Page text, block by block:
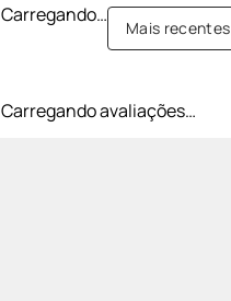
Carregando…
Mais recentes
Carregando avaliações…